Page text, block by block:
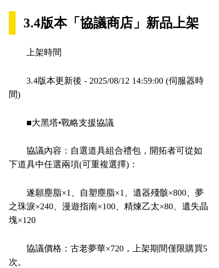
3.4版本「協議商店」新品上架
上架時間
3.4版本更新後 - 2025/08/12 14:59:00 (伺服器時
間)
■大黑塔•戰略支援協議
協議內容：自選道具組合禮包，開拓者可從如
下道具中任選兩項(可重複選擇)：
遂願塵脂×1、自塑塵脂×1、遺器殘骸×800、夢
之珠淚×240、漫遊指南×100、精煉乙太×80、遺失晶
塊×120
協議價格：古老夢華×720，上架期間僅限購買5
次。